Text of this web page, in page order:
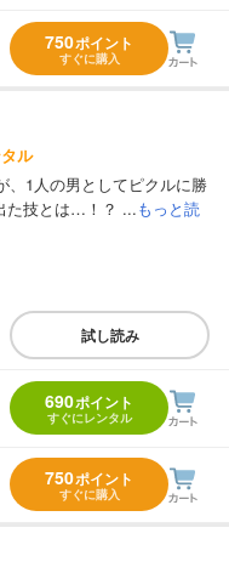
750ポイント
すぐに購入
ル
、1人の男としてピクルに勝
た技とは…！？ ...もっと読
試し読み
690ポイント
すぐにレンタル
750ポイント
すぐに購入